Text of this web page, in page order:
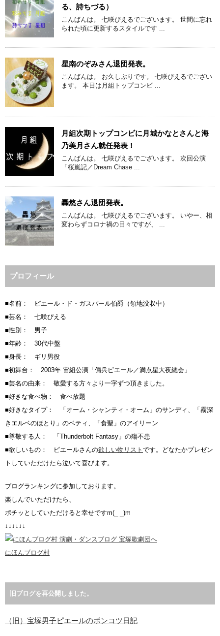
る、詩ちづる）
こんばんは。 七咲ぴえるでございます。 世間に忘れ
られた頃に更新するスタイルです ...
星南のぞみさん退団発表。
こんばんは。 お久しぶりです。 七咲ぴえるでござい
ます。 本日は月組トップコンビ ...
月組次期トップコンビに月城かなとさんと海
乃美月さん就任発表！
こんばんは。 七咲ぴえるでございます。 次回公演
「桜嵐記／Dream Chase ...
轟悠さん退団発表。
こんばんは。 七咲ぴえるでございます。 いやー、相
変わらずコロナ禍の日々ですが、 ...
プロフィール
■名前： ピエール・ド・ガスパール伯爵（領地没収中）
■芸名： 七咲ぴえる
■性別： 男子
■年齢： 30代中盤
■身長： ギリ男役
■初舞台： 2003年 宙組公演「傭兵ピエール／満点星大夜總会」
■芸名の由来： 敬愛する方々より一字ずつ頂きました。
■好きな食べ物： 食べ放題
■好きなタイプ： 「オーム・シャンティ・オーム」のサンディ、「霧深
きエルベのほとり」のベティ、「食聖」のアイリーン
■尊敬する人： 「Thunderbolt Fantasy」の殤不患
■欲しいもの： ピエールさんの欲しい物リスト です。どなたかプレゼン
トしていただけたら泣いて喜びます。
ブログランキングに参加しております。
楽しんでいただけたら、
ポチッとしていただけると幸せですm(_ _)m
↓↓↓↓↓↓
にほんブログ村
旧ブログを再公開しました。
（旧）宝塚男子ピエールのポンコツ日記